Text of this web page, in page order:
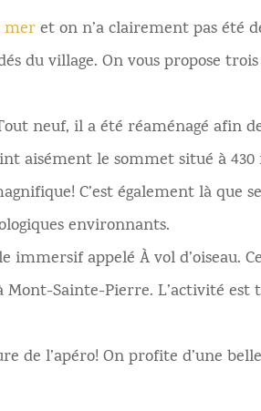
meret on n’a clairement pas été
du village. On vous propose trois
neuf, il a été réaménagé afin
aisément le sommet situé à
C’est également là que
environnants.
immersif appelé À vol d’oiseau.
Sainte-Pierre. L’activité est
de l’apéro! On profite d’une